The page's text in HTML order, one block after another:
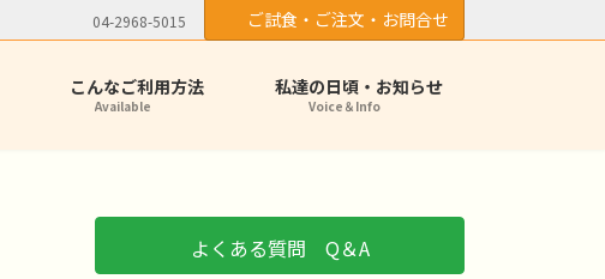
04-2968-5015 ご試食・ご注文・お問合せ
こんなご利用方法
Available
私達の日頃・お知らせ
Voice＆Info
よくある質問 Q＆A